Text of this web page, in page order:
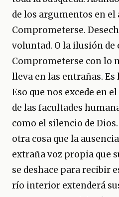
de los argumentos en el
Comprometerse.
voluntad. O la ilusión de
Comprometerse con lo
lleva en las entrañas. Es
Eso que nos excede en
de las facultades
como el silencio de
otra cosa que la
extraña voz propia que
se deshace para recibir
río interior extenderá